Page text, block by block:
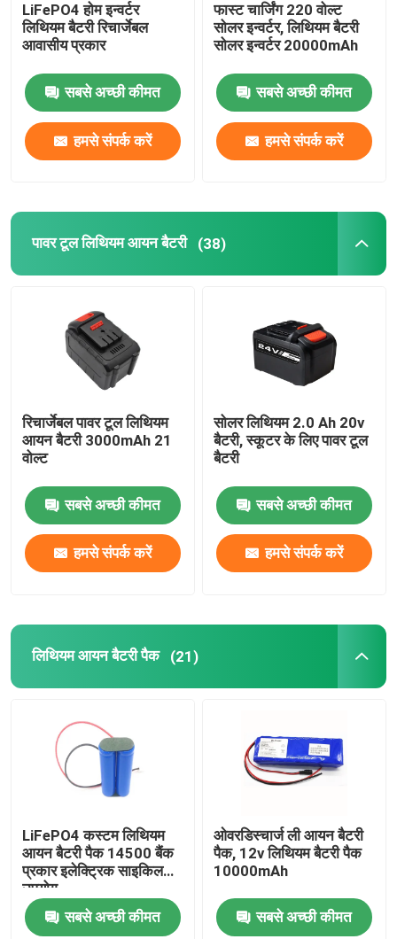
LiFePO4 होम इन्वर्टर
लिथियम बैटरी रिचार्जेबल
आवासीय प्रकार
सबसे अच्छी कीमत
हमसे संपर्क करें
फास्ट चार्जिंग 220 वोल्ट
सोलर इन्वर्टर, लिथियम बैटरी
सोलर इन्वर्टर 20000mAh
सबसे अच्छी कीमत
हमसे संपर्क करें
पावर टूल लिथियम आयन बैटरी (38)
रिचार्जेबल पावर टूल लिथियम
आयन बैटरी 3000mAh 21
वोल्ट
सबसे अच्छी कीमत
हमसे संपर्क करें
सोलर लिथियम 2.0 Ah 20v
बैटरी, स्कूटर के लिए पावर टूल
बैटरी
सबसे अच्छी कीमत
हमसे संपर्क करें
लिथियम आयन बैटरी पैक (21)
LiFePO4 कस्टम लिथियम
आयन बैटरी पैक 14500 बैंक
प्रकार इलेक्ट्रिक साइकिल
उपयोग
सबसे अच्छी कीमत
ओवरडिस्चार्ज ली आयन बैटरी
पैक, 12v लिथियम बैटरी पैक
10000mAh
सबसे अच्छी कीमत